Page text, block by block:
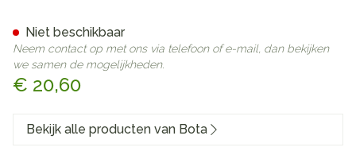
€ 20,60
Niet beschikbaar
Neem contact op met ons via telefoon of e-mail, dan bekijken
we samen de mogelijkheden.
Bekijk alle producten van Bota